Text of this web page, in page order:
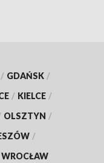
/ GDAŃSK /
/ KIELCE /
OLSZTYN /
/
WROCŁAW